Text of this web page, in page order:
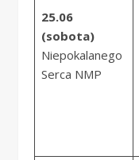
25.06
(sobota)
Niepokalanego
Serca NMP